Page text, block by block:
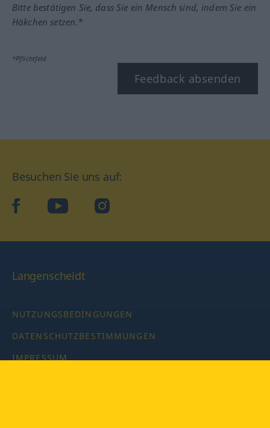
Bitte bestätigen Sie, dass Sie ein Mensch sind, indem Sie ein
Häkchen setzen.*
*Pflichtfeld
Feedback absenden
Besuchen Sie uns auf:
facebookYouTube Instagram
Langenscheidt
NUTZUNGSBEDINGUNGEN
DATENSCHUTZBESTIMMUNGEN
IMPRESSUM